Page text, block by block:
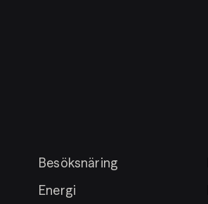
Besöksnäring
Energi